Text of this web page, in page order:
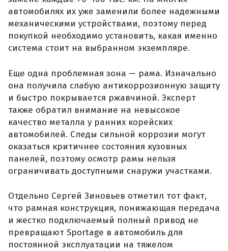
автомобилях их уже заменили более надежными
механическими устройствами, поэтому перед
покупкой необходимо установить, какая именно
система стоит на выбранном экземпляре.
Еще одна проблемная зона — рама. Изначально
она получила слабую антикоррозионную защиту
и быстро покрывается ржавчиной. Эксперт
также обратил внимание на невысокое
качество металла у ранних корейских
автомобилей. Следы сильной коррозии могут
оказаться критичнее состояния кузовных
панелей, поэтому осмотр рамы нельзя
ограничивать доступными снаружи участками.
Отдельно Сергей Зиновьев отметил тот факт,
что рамная конструкция, понижающая передача
и жестко подключаемый полный привод не
превращают Sportage в автомобиль для
постоянной эксплуатации на тяжелом